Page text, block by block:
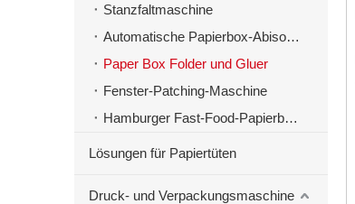
Stanzfaltmaschine
Automatische Papierbox-Abisoliermaschine
Paper Box Folder und Gluer
Fenster-Patching-Maschine
Hamburger Fast-Food-Papierbox-Herstellungsmaschine
Lösungen für Papiertüten
Druck- und Verpackungsmaschine